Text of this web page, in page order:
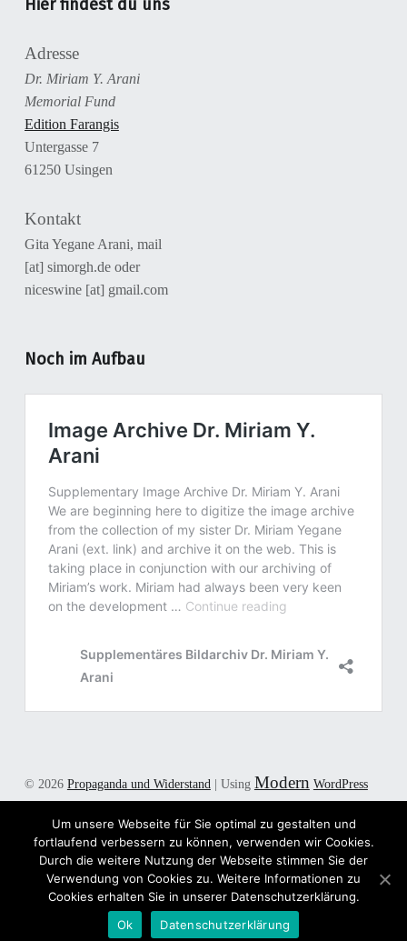
Menu
Hier findest du uns
Adresse
Dr. Miriam Y. Arani
Memorial Fund
Edition Farangis
Untergasse 7
61250 Usingen
Kontakt
Gita Yegane Arani, mail
[at] simorgh.de oder
niceswine [at] gmail.com
Noch im Aufbau
© 2026 Propaganda und Widerstand | Using Modern WordPress
Twitter
E-Mail Back to top ↑
Um unsere Webseite für Sie optimal zu gestalten und
fortlaufend verbessern zu können, verwenden wir Cookies.
Durch die weitere Nutzung der Webseite stimmen Sie der
Verwendung von Cookies zu. Weitere Informationen zu
Cookies erhalten Sie in unserer Datenschutzerklärung.
Ok
Datenschutzerklärung